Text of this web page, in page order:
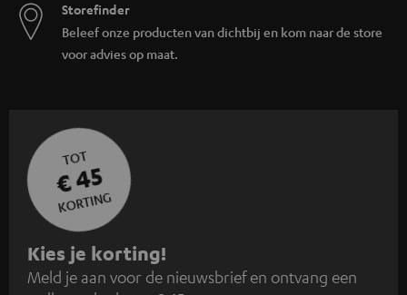
Storefinder
Beleef onze producten van dichtbij en kom naar de store
voor advies op maat.
TOT
€ 45
KORTING
A
a
Kies je korting!
Meld je aan voor de nieuwsbrief en ontvang een